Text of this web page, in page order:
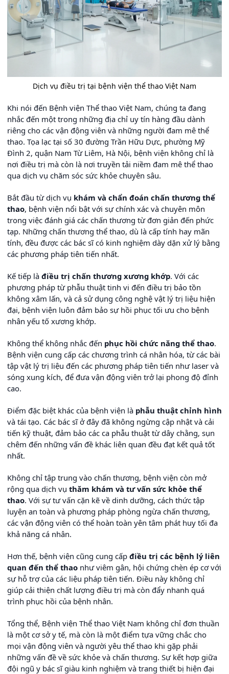
Dịch vụ điều trị tại bệnh viện thể thao Việt Nam
Khi nói đến Bệnh viện Thể thao Việt Nam, chúng ta đang
nhắc đến một trong những địa chỉ uy tín hàng đầu dành
riêng cho các vận động viên và những người đam mê thể
thao. Tọa lạc tại số 30 đường Trần Hữu Dực, phường Mỹ
Đình 2, quận Nam Từ Liêm, Hà Nội, bệnh viện không chỉ là
nơi điều trị mà còn là nơi truyền tải niềm đam mê thể thao
qua dịch vụ chăm sóc sức khỏe chuyên sâu.
Bắt đầu từ dịch vụ khám và chẩn đoán chấn thương thể
thao, bệnh viện nổi bật với sự chính xác và chuyên môn
trong việc đánh giá các chấn thương từ đơn giản đến phức
tạp. Những chấn thương thể thao, dù là cấp tính hay mãn
tính, đều được các bác sĩ có kinh nghiệm dày dặn xử lý bằng
các phương pháp tiên tiến nhất.
Kế tiếp là điều trị chấn thương xương khớp. Với các
phương pháp từ phẫu thuật tinh vi đến điều trị bảo tồn
không xâm lấn, và cả sử dụng công nghệ vật lý trị liệu hiện
đại, bệnh viện luôn đảm bảo sự hồi phục tối ưu cho bệnh
nhân yếu tố xương khớp.
Không thể không nhắc đến phục hồi chức năng thể thao.
Bệnh viện cung cấp các chương trình cá nhân hóa, từ các bài
tập vật lý trị liệu đến các phương pháp tiên tiến như laser và
sóng xung kích, để đưa vận động viên trở lại phong độ đỉnh
cao.
Điểm đặc biệt khác của bệnh viện là phẫu thuật chỉnh hình
và tái tạo. Các bác sĩ ở đây đã không ngừng cập nhật và cải
tiến kỹ thuật, đảm bảo các ca phẫu thuật từ dây chằng, sụn
chêm đến những vấn đề khác liên quan đều đạt kết quả tốt
nhất.
Không chỉ tập trung vào chấn thương, bệnh viện còn mở
rộng qua dịch vụ thăm khám và tư vấn sức khỏe thể
thao. Với sự tư vấn cặn kẽ về dinh dưỡng, cách thức tập
luyện an toàn và phương pháp phòng ngừa chấn thương,
các vận động viên có thể hoàn toàn yên tâm phát huy tối đa
khả năng cá nhân.
Hơn thế, bệnh viện cũng cung cấp điều trị các bệnh lý liên
quan đến thể thao như viêm gân, hội chứng chèn ép cơ với
sự hỗ trợ của các liệu pháp tiên tiến. Điều này không chỉ
giúp cải thiện chất lượng điều trị mà còn đẩy nhanh quá
trình phục hồi của bệnh nhân.
Tổng thể, Bệnh viện Thể thao Việt Nam không chỉ đơn thuần
là một cơ sở y tế, mà còn là một điểm tựa vững chắc cho
mọi vận động viên và người yêu thể thao khi gặp phải
những vấn đề về sức khỏe và chấn thương. Sự kết hợp giữa
đội ngũ y bác sĩ giàu kinh nghiệm và trang thiết bị hiện đại